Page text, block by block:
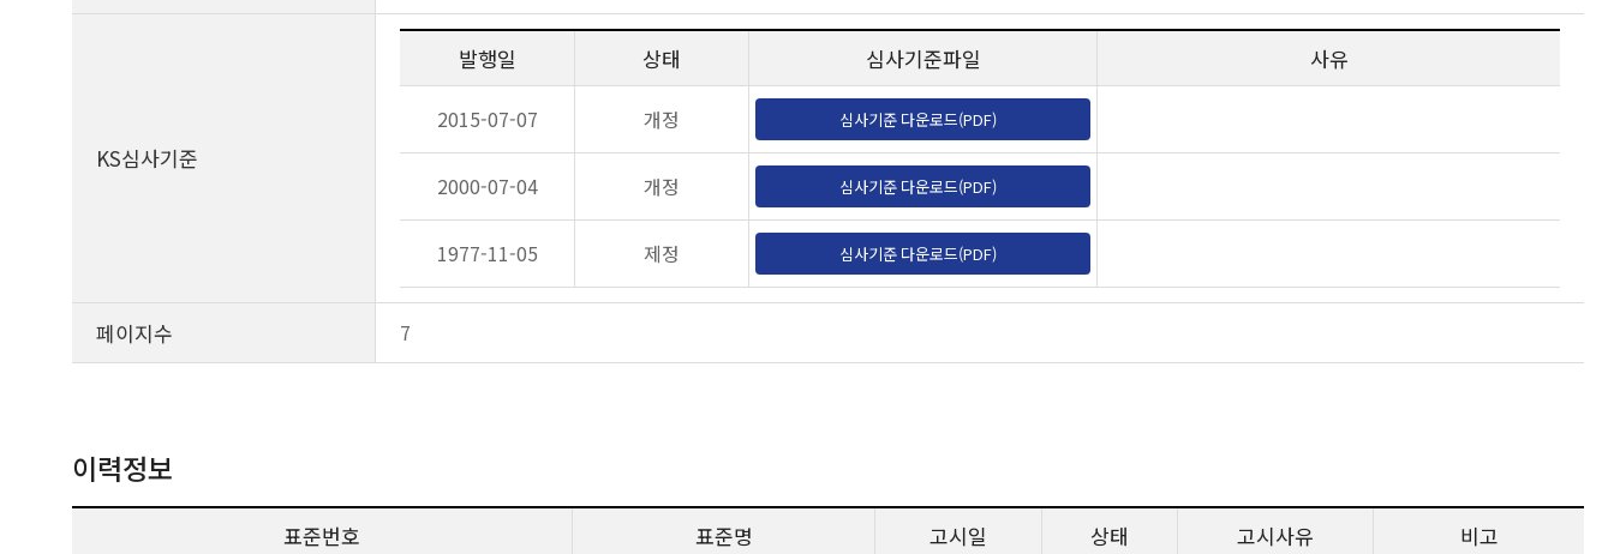
KS심사기준
발행일 상태 심사기준파일 사유
2015-07-07 개정 심사기준 다운로드(PDF)
2000-07-04 개정 심사기준 다운로드(PDF)
1977-11-05 제정 심사기준 다운로드(PDF)
페이지수 7
이력정보
표준번호 표준명 고시일 상태 고시사유 비고